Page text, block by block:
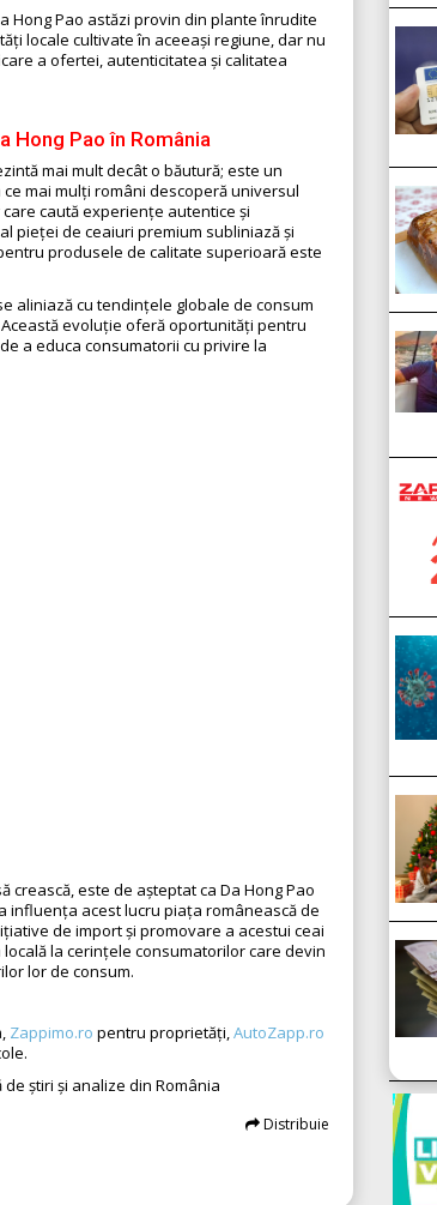
Hong Pao astăzi provin din plante înrudite
locale cultivate în aceeași regiune, dar nu
a ofertei, autenticitatea și calitatea
Hong Pao în România
mai mult decât o băutură; este un
mai mulți români descoperă universul
caută experiențe autentice și
pieței de ceaiuri premium subliniază și
produsele de calitate superioară este
aliniază cu tendințele globale de consum
evoluție oferă oportunități pentru
a educa consumatorii cu privire la
este de așteptat ca Da Hong Pao
influența acest lucru piața românească de
de import și promovare a acestui ceai
la cerințele consumatorilor care devin
lor de consum.
Zappimo.ro pentru proprietăți,AutoZapp.ro
știri și analize din România
Distribuie